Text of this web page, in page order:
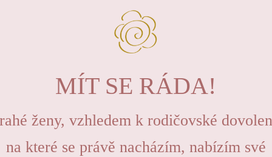
MÍT SE RÁDA!
ženy, vzhledem k rodičovské
na které se právě nacházím, nabízím své